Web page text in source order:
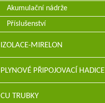
Akumulační nádrže
Příslušenství
IZOLACE-MIRELON
PLYNOVÉ PŘIPOJOVACÍ HADICE
CU TRUBKY